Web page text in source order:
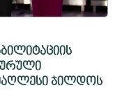
ჯილდოს